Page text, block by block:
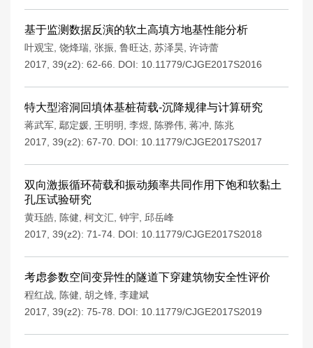
基于监测数据反演的软土高填方地基性能分析
叶观宝 饶烽瑞 张振 鲁旺达 苏泽昊 许诗蕾
2017, 39(z2): 62-66.
DOI: 10.11779/CJGE2017S2016
特大型溶洞回填体基桩荷载-沉降规律与计算研究
蒋武军 鄢定媛 王明明 李煜 陈骅伟 蒋冲
陈兆
2017, 39(z2): 67-70. DOI: 10.11779/CJGE2017S2017
双向激振循环荷载和振动频率共同作用下饱和软黏土
孔压试验研究
黄珏皓 陈健 柯文汇 钟宇 邱岳峰
2017, 39(z2): 71-74. DOI: 10.11779/CJGE2017S2018
考虑参数空间变异性的隧道下穿建筑物安全性评价
程红战 陈健 胡之锋 李建斌
2017, 39(z2): 75-78.
DOI: 10.11779/CJGE2017S2019